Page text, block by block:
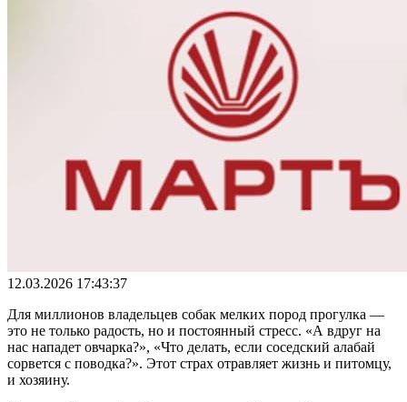
12.03.2026 17:43:37
Для миллионов владельцев собак мелких пород прогулка —
это не только радость, но и постоянный стресс. «А вдруг на
нас нападет овчарка?», «Что делать, если соседский алабай
сорвется с поводка?». Этот страх отравляет жизнь и питомцу,
и хозяину.